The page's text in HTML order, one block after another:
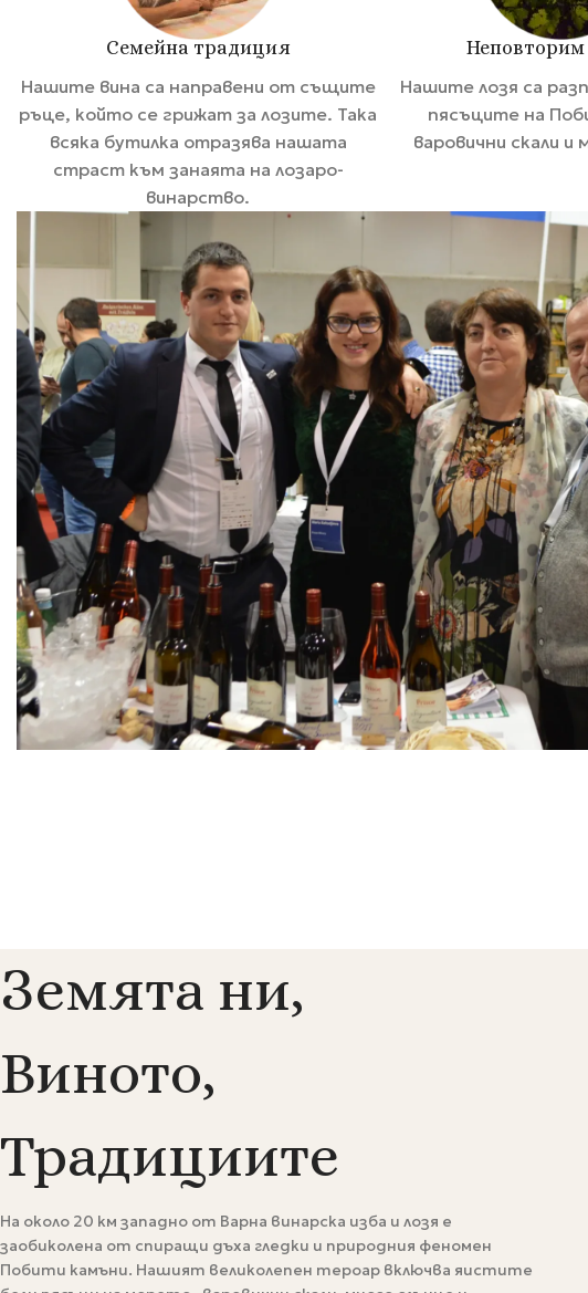
Семейна традиция
Нашите вина са направени от същите
ръце, който се грижат за лозите. Така
всяка бутилка отразява нашата
страст към занаята на лозаро-
винарство.
Неповторим
Нашите лозя са
пясъците на
варовични скали и
Земята ни,
Виното,
Традициите
На около 20 км западно от Варна винарска изба и лозя е
заобиколена от спиращи дъха гледки и природния феномен
Побити камъни. Нашият великолепен тероар включва яистите